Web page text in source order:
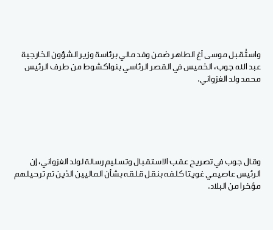
واستُقبل موسى أغ الطاهر ضمن وفد مالي برئاسة وزير الشؤون الخارجية
عبد الله جوب، الخميس في القصر الرئاسي بنواكشوط من طرف الرئيس
محمد ولد الغزواني.
وقال جوب في تصريح عقب الاستقبال وتسليم رسالة لولد الغزواني، إن
الرئيس عاصيمي غويتا كلفه بنقل قلقه بشأن الماليين الذين تم ترحيلهم
مؤخرا من البلاد.